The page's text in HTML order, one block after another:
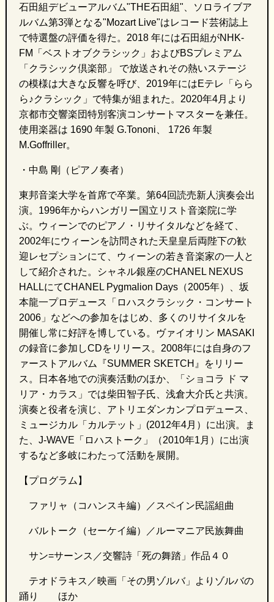
石田組デビューアルバム"THE石田組" 、ソロライブア
ルバム第3弾となる"Mozart Live"はレコード芸術誌上
で特選盤の評価を得た。 2018 年には石田組がNHK-
FM
「ベストオブクラシック」およびBSプレミアム
「クラシック倶楽部」 で放送されその熱いステージ
の模様は大きな反響を呼び、 2019年にはEテレ「らら
ら♪クラシック」で特集が組まれた。 2020年4月より
京都市交響楽団特別客演コンサートマスターを兼任。
使用楽器は 1690 年製 G.Tononi 1726 年製
M.Goffriller。
・中島 剛（ピアノ奏者）
東邦音楽大学を首席で卒業。第64回読売新人演奏会出
演。1996年からハンガリー国立リスト音楽院に学
ぶ。ウィーンでのピアノ・リサイタルなどを経て、
2002年にウィーンを訪問された天皇皇后両陛下の歓
迎レセプションにて、ウィーンの若き音楽家の一人と
して紹介された。シャネル銀座のCHANEL NEXUS
HALLにてCHANEL Pygmalion Days（2005年）、坂
本龍一プロデュース「ロハスクラシック・コンサート
2006」などへの参加をはじめ、多くのリサイタルを
開催し常に好評を博している。ヴァイオリン MASAKI
の録音に参加しCDをリリース。2008年には自身のフ
ァーストアルバム『SUMMER SKETCH』をリリー
ス。日本各地での演奏活動のほか、「ショコラ ド マ
リア・カラス」では柴田智子氏、浅倉大介氏と共演。
演奏と役者を演じ、アトリエダンカンプロデュース、
ミュージカル「カルテット」(2012年4月）に出演。ま
た、J-WAVE「ロハストーク」（2010年1月）に出演
するなど多岐にわたって活動を展開。
【プログラム】
ファリャ（コハンスキ編）／スペイン民謡組曲
バルトーク（セーケイ編）／ルーマニア民族舞曲
サン=サーンス／交響詩「死の舞踏」作品４０
テオドラキス／映画「その男ゾルバ」よりゾルバの
踊り ほか